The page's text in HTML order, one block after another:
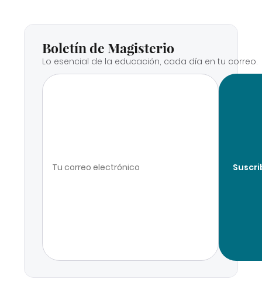
Boletín de Magisterio
Lo esencial de la educación, cada día en tu correo.